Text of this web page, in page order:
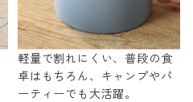
軽量で割れにくい、普段の食
卓はもちろん、キャンプやパ
ーティーでも大活躍。